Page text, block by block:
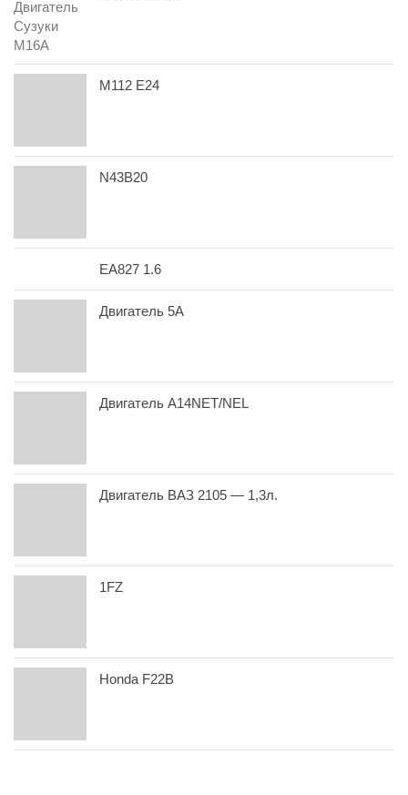
M112 E24
N43B20
EA827 1.6
Двигатель 5A
Двигатель A14NET/NEL
Двигатель ВАЗ 2105 — 1,3л.
1FZ
Honda F22B